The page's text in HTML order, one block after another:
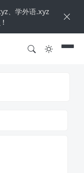
、学外语.xyz
！